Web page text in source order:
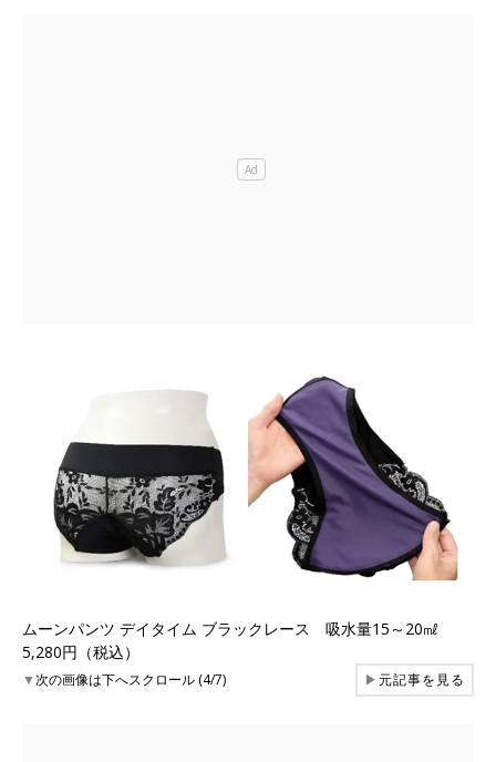
ムーンパンツ デイタイム ブラックレース 吸水量15～20㎖
5,280円（税込）
▼次の画像は下へスクロール (4/7) ▶元記事を見る